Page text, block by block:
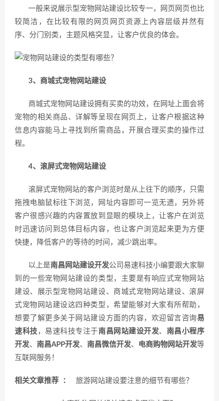
一般来说展示型宠物网站建设比较专一，网页网页也比
较简洁，在比较有限的网页网页资源上內容层级井然有
序、分门别类，主题风格突显，让客户优良的体会。
3、商城式宠物网站建设
商城式宠物网站建设拥有买卖的功效，在网址上面会将
宠物的相关商品、详解等呈现在网页上，让客户根据这种
信息内容能马上寻找到所需商品，开展合理买卖的操作过
程。
4、滚屏式宠物网站建设
滚屏式宠物网站的客户浏览时是从上往下的顺序，只需
拖拽电脑鼠标往下浏览，网址内容即可一览无遗，另外将
客户很感兴趣的内容置放到显眼的模块上，让客户在浏览
时迅速访问到总体目标内容，也让客户浏览起来更为方便
快捷，降低客户的等待的时间，减少跳出率。
以上是南昌网站建设开发公司易速科技小编要跟大家聊
到的一些宠物网站建设的类型，主要是有响应式宠物网站
建设、展示型宠物网站建设、商城式宠物网站建设、滚屏
式宠物网站建设这四种类型，希望能够对大家有所帮助，
想要了解更多关于网站建设方面的内容，欢迎留言咨询易
速科技 ，易速科技专注于南昌网站建设开发、 南昌小程序
开发、 南昌APP开发、 南昌微信开发、 电商购物网站开发等
互联网服务！
相关文章推荐 ： 旅游网站建设要注意的细节有哪些？